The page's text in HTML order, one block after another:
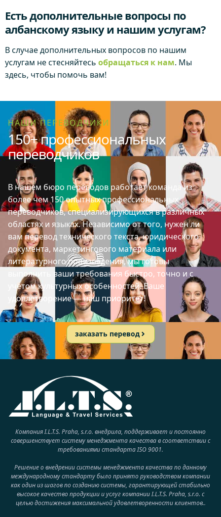
Есть дополнительные вопросы по
албанскому языку и нашим услугам?
В случае дополнительных вопросов по нашим
услугам не стесняйтесь обращаться к нам. Мы
здесь, чтобы помочь вам!
НАШИ ПЕРЕВОДЧИКИ
150+ профессиональных
переводчиков
В нашем бюро переводов работает команда из
более чем 150 опытных профессиональных
переводчиков, специализирующихся в различных
областях и языках. Независимо от того, нужен ли
вам перевод технического текста, юридического
документа, маркетингового материала или
литературного произведения, мы готовы
выполнить ваши требования быстро, точно и с
учетом культурных особенностей. Ваше
удовлетворение — наш приоритет!
заказать перевод
Компания I.L.T.S. Praha, s.r.o. внедрила, поддерживает и постоянно
совершенствует систему менеджмента качества в соответствии с
требованиями стандарта ISO 9001.
Решение о внедрении системы менеджмента качества по данному
международному стандарту было принято руководством компании
как один из шагов по созданию системы, гарантирующей стабильно
высокое качество продукции и услуг компании I.L.T.S. Praha, s.r.o. с
целью достижения максимальной удовлетворенности клиентов..